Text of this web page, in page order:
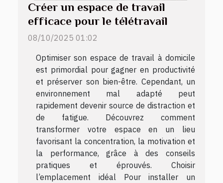
Créer un espace de travail
efficace pour le télétravail
08/10/2025 01:02
Optimiser son espace de travail à domicile
est primordial pour gagner en productivité
et préserver son bien-être. Cependant, un
environnement mal adapté peut
rapidement devenir source de distraction et
de fatigue. Découvrez comment
transformer votre espace en un lieu
favorisant la concentration, la motivation et
la performance, grâce à des conseils
pratiques et éprouvés. Choisir
l’emplacement idéal Pour installer un